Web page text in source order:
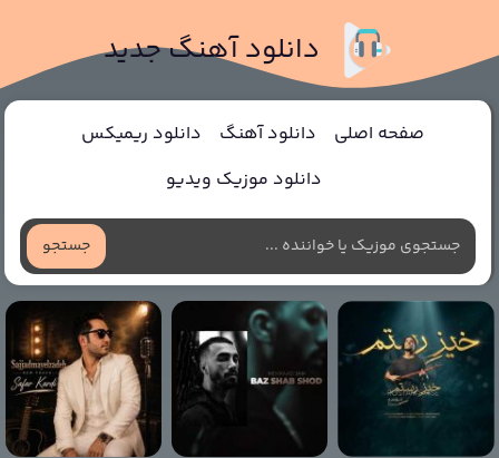
دانلود آهنگ جدید
صفحه اصلی دانلود آهنگ
دانلود ریمیکس
دانلود موزیک ویدیو
جستجو